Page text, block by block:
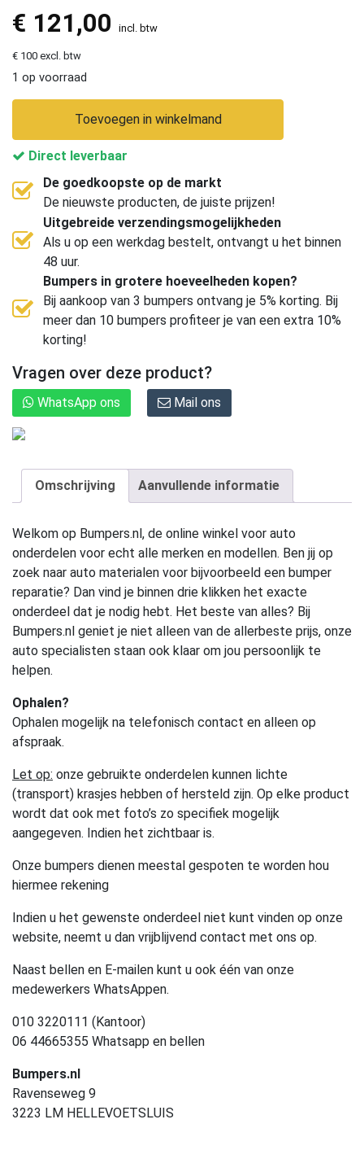
€ 121,00 incl. btw
€ 100 excl. btw
1 op voorraad
Toevoegen in winkelmand
Direct leverbaar
De goedkoopste op de markt
De nieuwste producten, de juiste prijzen!
Uitgebreide verzendingsmogelijkheden
Als u op een werkdag bestelt, ontvangt u het binnen
48 uur.
Bumpers in grotere hoeveelheden kopen?
Bij aankoop van 3 bumpers ontvang je 5% korting. Bij
meer dan 10 bumpers profiteer je van een extra 10%
korting!
Vragen over deze product?
WhatsApp ons Mail ons
Omschrijving Aanvullende informatie
Welkom op Bumpers.nl, de online winkel voor auto
onderdelen voor echt alle merken en modellen. Ben jij op
zoek naar auto materialen voor bijvoorbeeld een bumper
reparatie? Dan vind je binnen drie klikken het exacte
onderdeel dat je nodig hebt. Het beste van alles? Bij
Bumpers.nl geniet je niet alleen van de allerbeste prijs, onze
auto specialisten staan ook klaar om jou persoonlijk te
helpen.
Ophalen?
Ophalen mogelijk na telefonisch contact en alleen op
afspraak.
Let op: onze gebruikte onderdelen kunnen lichte
(transport) krasjes hebben of hersteld zijn. Op elke product
wordt dat ook met foto’s zo specifiek mogelijk
aangegeven. Indien het zichtbaar is.
Onze bumpers dienen meestal gespoten te worden hou
hiermee rekening
Indien u het gewenste onderdeel niet kunt vinden op onze
website, neemt u dan vrijblijvend contact met ons op.
Naast bellen en E-mailen kunt u ook één van onze
medewerkers WhatsAppen.
010 3220111 (Kantoor)
06 44665355 Whatsapp en bellen
Bumpers.nl
Ravenseweg 9
3223 LM HELLEVOETSLUIS